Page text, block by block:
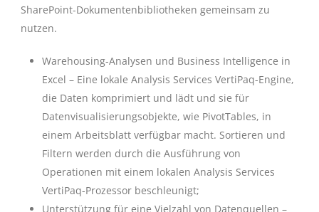
SharePoint-Dokumentenbibliotheken gemeinsam zu
nutzen.
Warehousing-Analysen und Business Intelligence in
Excel – Eine lokale Analysis Services VertiPaq-Engine,
die Daten komprimiert und lädt und sie für
Datenvisualisierungsobjekte, wie PivotTables, in
einem Arbeitsblatt verfügbar macht. Sortieren und
Filtern werden durch die Ausführung von
Operationen mit einem lokalen Analysis Services
VertiPaq-Prozessor beschleunigt;
Unterstützung für eine Vielzahl von Datenquellen –